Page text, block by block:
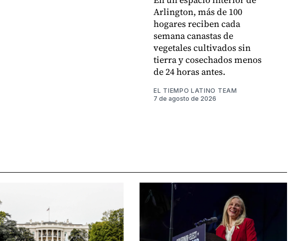
Arlington, más de 100
hogares reciben cada
semana canastas de
vegetales cultivados sin
tierra y cosechados menos
de 24 horas antes.
EL TIEMPO LATINO TEAM
7 de agosto de 2026